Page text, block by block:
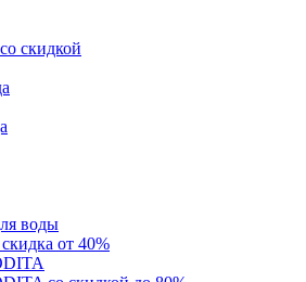
скидкой
воды
от 40%